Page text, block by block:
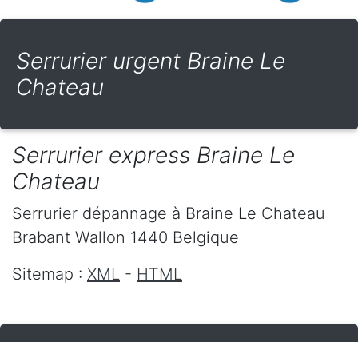
Serrurier urgent Braine Le
Chateau
Serrurier express Braine Le
Chateau
Serrurier dépannage à Braine Le Chateau
Brabant Wallon 1440 Belgique
Sitemap : XML - HTML